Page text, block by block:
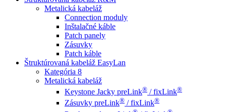
Metalická kabeláž
Connection moduly
Inštalačné káble
Patch panely
Zásuvky
Patch káble
Štruktúrovaná kabeláž EasyLan
Kategória 8
Metalická kabeláž
Keystone Jacky preLink® / fixLink®
Zásuvky preLink® / fixLink®